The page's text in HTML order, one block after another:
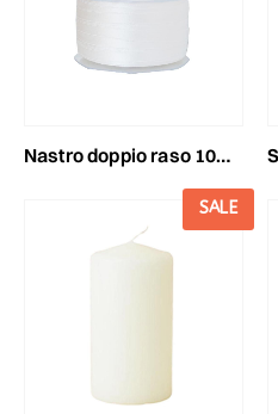
nastro doppio raso 10mm100mt h.q. avorio
SALE